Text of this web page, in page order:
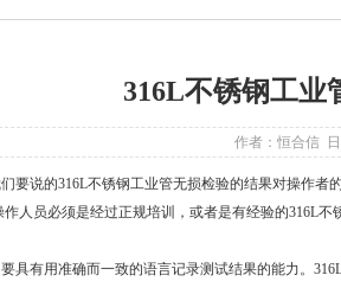
316L不锈钢工业
作者：恒合信
要说的316L不锈钢工业管无损检验的结果对操作者
作人员必须是经过正规培训，或者是有经验的316L不
有用准确而一致的语言记录测试结果的能力。